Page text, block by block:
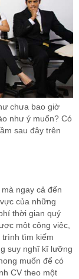
chưa bao giờ
như ý muốn? Có
sau đây trên
ngay cả đến
của những
thời gian quý
một công việc,
tìm kiếm
suy nghĩ kĩ lưỡng
muốn để có
CV theo một